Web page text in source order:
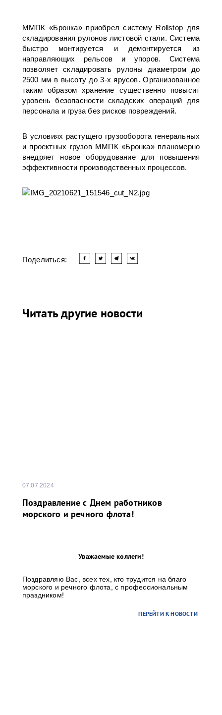
ММПК «Бронка» приобрел систему Rollstop для
складирования рулонов листовой стали. Система
быстро монтируется и демонтируется из
направляющих рельсов и упоров. Система
позволяет складировать рулоны диаметром до
2500 мм в высоту до 3-х ярусов. Организованное
таким образом хранение существенно повысит
уровень безопасности складских операций для
персонала и груза без рисков повреждений.
В условиях растущего грузооборота генеральных
и проектных грузов ММПК «Бронка» планомерно
внедряет новое оборудование для повышения
эффективности производственных процессов.
Поделиться:
Читать другие новости
07.07.2024
Поздравление с Днем работников
морского и речного флота!
Уважаемые коллеги!
Поздравляю Вас, всех тех, кто трудится на благо
морского и речного флота, с профессиональным
праздником!
ПЕРЕЙТИ К НОВОСТИ